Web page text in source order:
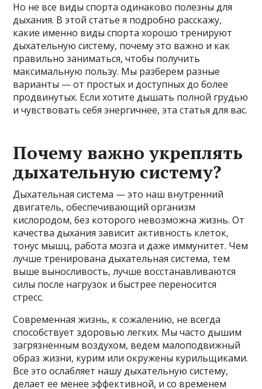
Но не все виды спорта одинаково полезны для
дыхания. В этой статье я подробно расскажу,
какие именно виды спорта хорошо тренируют
дыхательную систему, почему это важно и как
правильно заниматься, чтобы получить
максимальную пользу. Мы разберем разные
варианты — от простых и доступных до более
продвинутых. Если хотите дышать полной грудью
и чувствовать себя энергичнее, эта статья для вас.
Почему важно укреплять
дыхательную систему?
Дыхательная система — это наш внутренний
двигатель, обеспечивающий организм
кислородом, без которого невозможна жизнь. От
качества дыхания зависит активность клеток,
тонус мышц, работа мозга и даже иммунитет. Чем
лучше тренирована дыхательная система, тем
выше выносливость, лучше восстанавливаются
силы после нагрузок и быстрее переносится
стресс.
Современная жизнь, к сожалению, не всегда
способствует здоровью легких. Мы часто дышим
загрязненным воздухом, ведем малоподвижный
образ жизни, курим или окружены курильщиками.
Все это ослабляет нашу дыхательную систему,
делает ее менее эффективной, и со временем